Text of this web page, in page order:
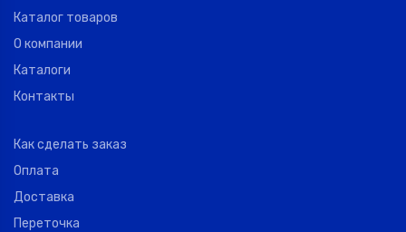
Каталог товаров
О компании
Каталоги
Контакты
Как сделать заказ
Оплата
Доставка
Переточка